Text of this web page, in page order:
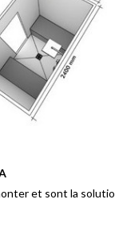
et sont la